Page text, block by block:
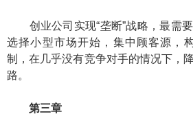
创业公司实现“垄断”战略，最需要
选择小型市场开始，集中顾客源，
制，在几乎没有竞争对手的情况下，
路。
第三章